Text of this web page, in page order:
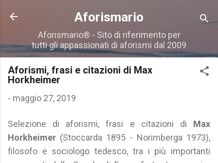
Passa ai contenuti principali
Aforismario
Aforismario® - Sito di riferimento per
tutti gli appassionati di aforismi dal 2009
Aforismi, frasi e citazioni di Max
Horkheimer
- maggio 27, 2019
Selezione di aforismi, frasi e citazioni di Max
Horkheimer (Stoccarda 1895 - Norimberga 1973),
filosofo e sociologo tedesco, tra i più importanti